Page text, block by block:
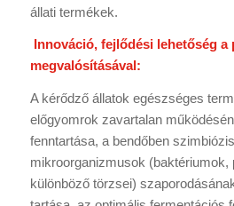
állati termékek.
Innováció, fejlődési lehetőség a
megvalósításával:
A kérődző állatok egészséges
előgyomrok zavartalan
fenntartása, a bendőben
mikroorganizmusok (baktériumok,
különböző törzsei)